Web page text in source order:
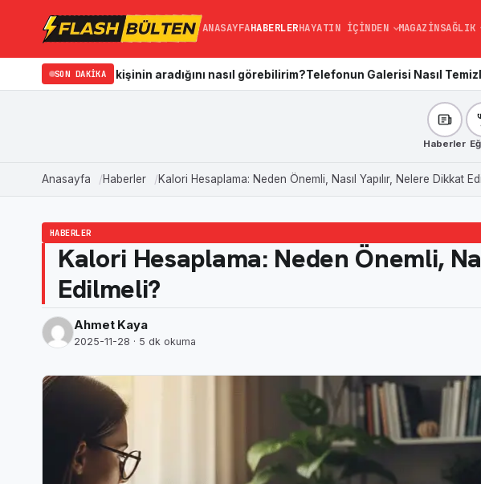
ANASAYFAHABERLERHAYATIN İÇINDEN MAGAZINSAĞLIK
SON DAKIKA
kişinin aradığını nasıl görebilirim?Telefonun Galerisi Nasıl Temizlenir?
Haberler
Anasayfa Haberler Kalori Hesaplama: Neden Önemli, Nasıl Yapılır, Nelere Dikkat
HABERLER
Kalori Hesaplama: Neden Önemli,
Edilmeli?
Ahmet Kaya
2025-11-28 · 5 dk okuma